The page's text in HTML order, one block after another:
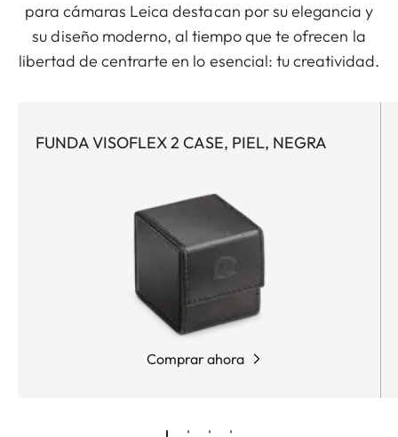
para cámaras Leica destacan por su elegancia y
su diseño moderno, al tiempo que te ofrecen la
libertad de centrarte en lo esencial: tu creatividad.
FUNDA VISOFLEX 2 CASE, PIEL, NEGRA
Comprar ahora